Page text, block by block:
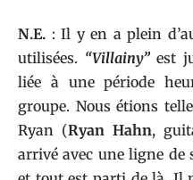
N.E. : Il y en a plein
utilisées. “Villainy”est
liée à une période
groupe. Nous étions
Ryan (Ryan Hahn,
arrivé avec une ligne de